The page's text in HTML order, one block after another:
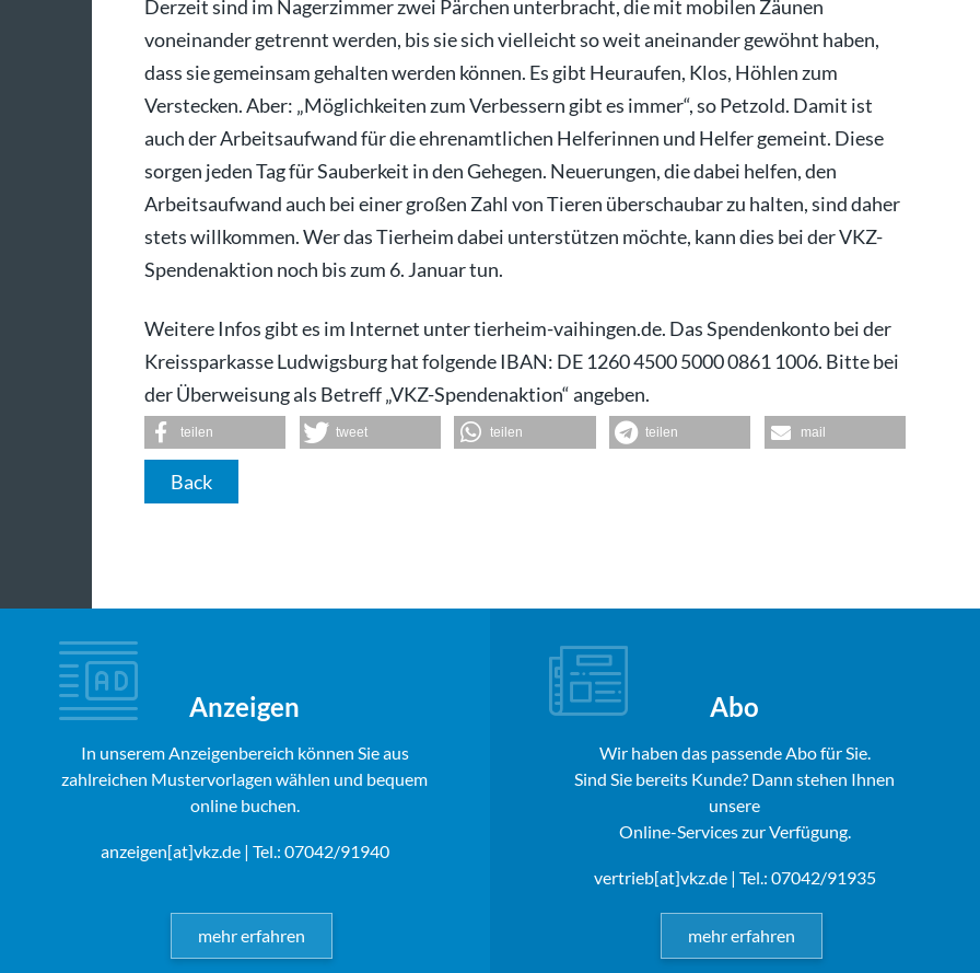
Derzeit sind im Nagerzimmer zwei Pärchen unterbracht, die mit mobilen Zäunen
voneinander getrennt werden, bis sie sich vielleicht so weit aneinander gewöhnt haben,
dass sie gemeinsam gehalten werden können. Es gibt Heuraufen, Klos, Höhlen zum
Verstecken. Aber: „Möglichkeiten zum Verbessern gibt es immer“, so Petzold. Damit ist
auch der Arbeitsaufwand für die ehrenamtlichen Helferinnen und Helfer gemeint. Diese
sorgen jeden Tag für Sauberkeit in den Gehegen. Neuerungen, die dabei helfen, den
Arbeitsaufwand auch bei einer großen Zahl von Tieren überschaubar zu halten, sind daher
stets willkommen. Wer das Tierheim dabei unterstützen möchte, kann dies bei der VKZ-
Spendenaktion noch bis zum 6. Januar tun.
Weitere Infos gibt es im Internet unter tierheim-vaihingen.de. Das Spendenkonto bei der
Kreissparkasse Ludwigsburg hat folgende IBAN: DE 1260 4500 5000 0861 1006. Bitte bei
der Überweisung als Betreff „VKZ-Spendenaktion“ angeben.
teilen tweet teilen teilen mail
Back
Anzeigen
In unserem Anzeigenbereich können Sie aus
zahlreichen Mustervorlagen wählen und bequem
online buchen.
anzeigen[at]vkz.de| Tel.: 07042/91940
mehr erfahren
Abo
Wir haben das passende Abo für Sie.
Sind Sie bereits Kunde? Dann stehen Ihnen
unsere
Online-Services zur Verfügung.
vertrieb[at]vkz.de| Tel.: 07042/91935
mehr erfahren